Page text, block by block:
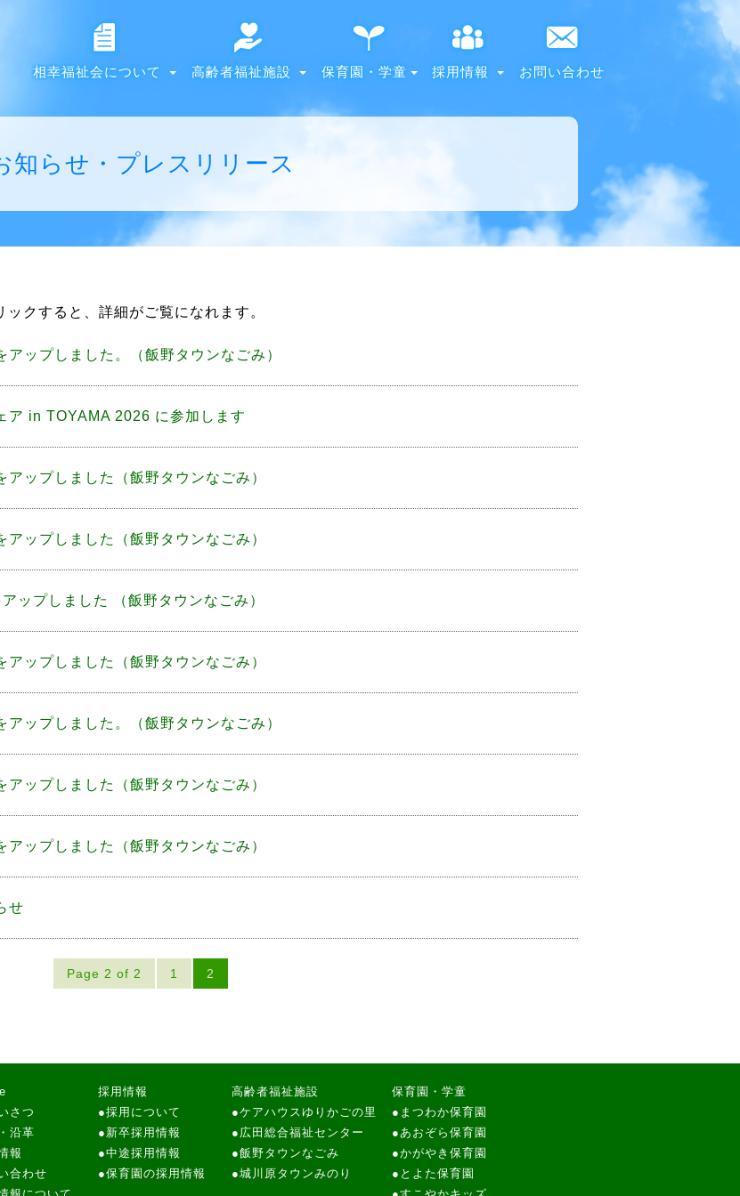
相幸福祉会について 高齢者福祉施設 保育園・学童 採用情報 お問い合わせ
知らせ・プレスリリース
クすると、詳細がご覧になれます。
アップしました。（飯野タウンなごみ）
ア in TOYAMA 2026 に参加します
アップしました（飯野タウンなごみ）
アップしました（飯野タウンなごみ）
ップしました （飯野タウンなごみ）
アップしました（飯野タウンなごみ）
アップしました。（飯野タウンなごみ）
アップしました（飯野タウンなごみ）
アップしました（飯野タウンなごみ）
せ
Page 2 of 2 1 2
さつ
沿革
報
合わせ
採用情報
●採用について
● 新卒採用情報
●中途採用情報
●保育園の採用情報
高齢者福祉施設
●ケアハウスゆりかごの里
● 広田総合福祉センター
●飯野タウンなごみ
●城川原タウンみのり
保育園・学童
● まつわか保育園
●あおぞら保育園
●かがやき保育園
● とよた保育園